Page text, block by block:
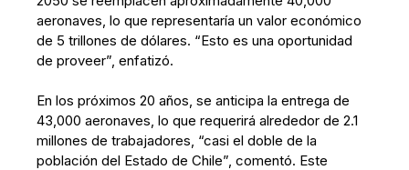
aeronaves, lo que representaría un valor económico
de 5 trillones de dólares. “Esto es una oportunidad
de proveer”, enfatizó.
En los próximos 20 años, se anticipa la entrega de
43,000 aeronaves, lo que requerirá alrededor de 2.1
millones de trabajadores, “casi el doble de la
población del Estado de Chile”, comentó. Este